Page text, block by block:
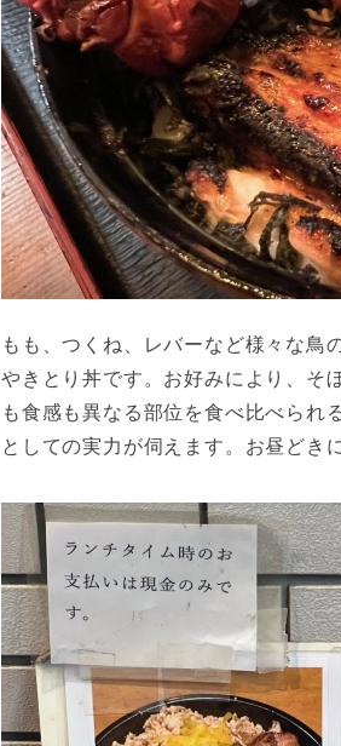
もも、つくね、レバーなど様々な鳥
やきとり丼です。お好みにより、そ
も食感も異なる部位を食べ比べられ
としての実力が伺えます。お昼どき